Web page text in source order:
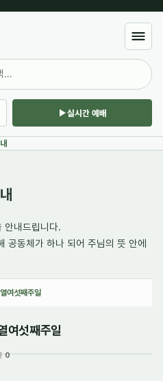
실시간 예배
안내드립니다.
공동체가 하나 되어 주님의 뜻 안에
여섯째주일
섯째주일
0
치북5
치북5